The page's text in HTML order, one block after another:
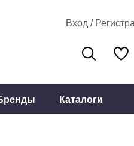
Вход /
Каталоги